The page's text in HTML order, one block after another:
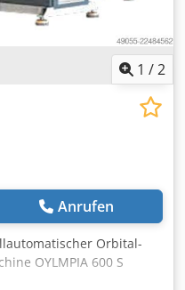
1 /2
Anrufen
Orbital-
OYLMPIA 600 S
und von Ihren